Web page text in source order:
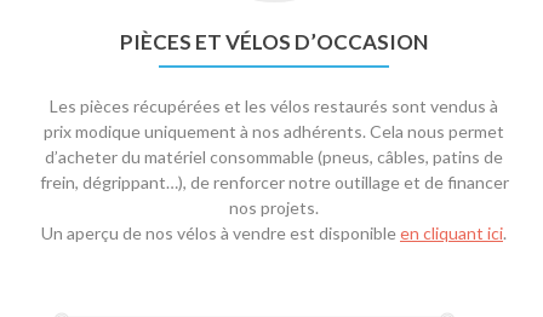
PIÈCES ET VÉLOS D’OCCASION
Les pièces récupérées et les vélos restaurés sont vendus à
prix modique uniquement à nos adhérents. Cela nous permet
d’acheter du matériel consommable (pneus, câbles, patins de
frein, dégrippant…), de renforcer notre outillage et de financer
nos projets.
Un aperçu de nos vélos à vendre est disponibleen cliquant ici.